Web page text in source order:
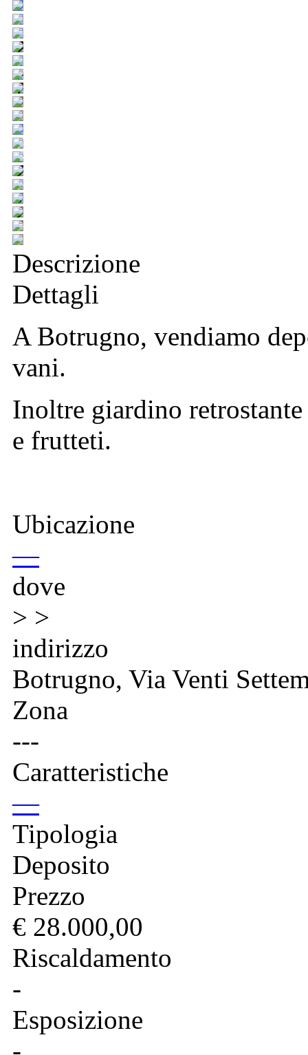
Descrizione
Dettagli
A Botrugno, vendiamo
vani.
Inoltre giardino
e frutteti.
Ubicazione
—
dove
> >
indirizzo
Botrugno, Via Venti
Zona
---
Caratteristiche
—
Tipologia
Deposito
Prezzo
€ 28.000,00
Riscaldamento
-
Esposizione